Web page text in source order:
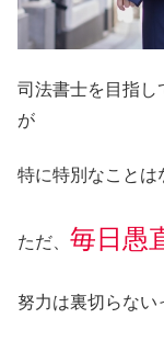
司法書士を目指し
が
特に特別なことは
ただ、 毎日愚
努力は裏切らない